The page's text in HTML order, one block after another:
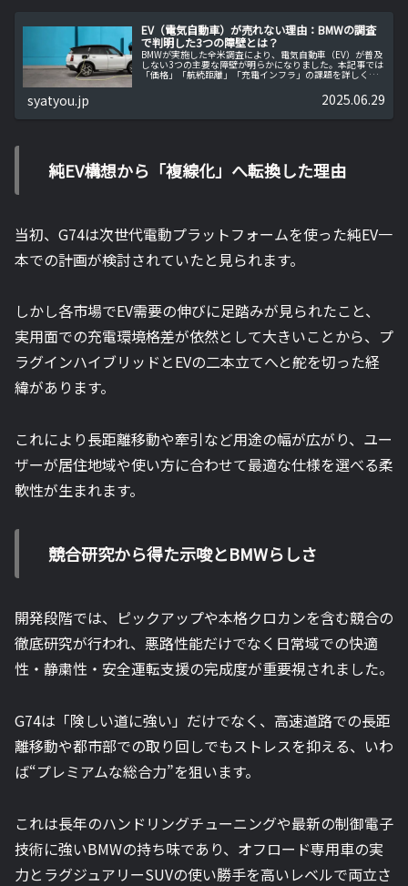
EV（電気自動車）が売れない理由：BMWの調査
で判明した3つの障壁とは？
BMWが実施した全米調査により、電気自動車（EV）が普及
しない3つの主要な障壁が明らかになりました。本記事では
「価格」「航続距離」「充電インフラ」の課題を詳しく解
説し、それに対してBMWがどのように対応・革新している
syatyou.jp 2025.06.29
純EV構想から「複線化」へ転換した理由
当初、G74は次世代電動プラットフォームを使った純EV一
本での計画が検討されていたと見られます。
しかし各市場でEV需要の伸びに足踏みが見られたこと、
実用面での充電環境格差が依然として大きいことから、プ
ラグインハイブリッドとEVの二本立てへと舵を切った経
緯があります。
これにより長距離移動や牽引など用途の幅が広がり、ユー
ザーが居住地域や使い方に合わせて最適な仕様を選べる柔
軟性が生まれます。
競合研究から得た示唆とBMWらしさ
開発段階では、ピックアップや本格クロカンを含む競合の
徹底研究が行われ、悪路性能だけでなく日常域での快適
性・静粛性・安全運転支援の完成度が重要視されました。
G74は「険しい道に強い」だけでなく、高速道路での長距
離移動や都市部での取り回しでもストレスを抑える、いわ
ば“プレミアムな総合力”を狙います。
これは長年のハンドリングチューニングや最新の制御電子
技術に強いBMWの持ち味であり、オフロード専用車の実
力とラグジュアリーSUVの使い勝手を高いレベルで両立さ